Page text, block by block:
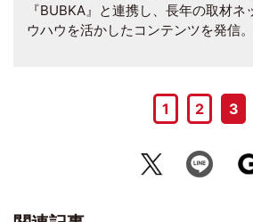
『BUBKA』と連携し、長年の取材ネ
ウハウを活かしたコンテンツを発信。
1 2 3